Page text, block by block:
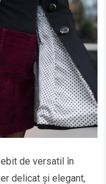
de versatil în
delicat și elegant,